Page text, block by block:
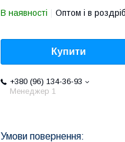
В наявності Оптом і в роздріб
Купити
+380 (96) 134-36-93
Менеджер 1